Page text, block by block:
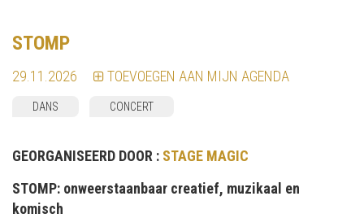
STOMP
29.11.2026 TOEVOEGEN AAN MIJN AGENDA
DANS CONCERT
GEORGANISEERD DOOR : STAGE MAGIC
STOMP: onweerstaanbaar creatief, muzikaal en
komisch